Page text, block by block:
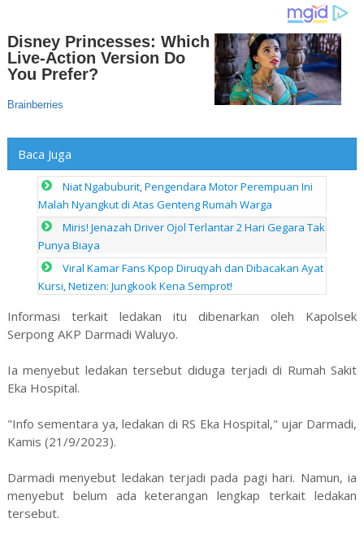
Baca Juga
Niat Ngabuburit, Pengendara Motor Perempuan Ini
Malah Nyangkut di Atas Genteng Rumah Warga
Miris! Jenazah Driver Ojol Terlantar 2 Hari Gegara Tak
Punya Biaya
Viral Kamar Fans Kpop Diruqyah dan Dibacakan Ayat
Kursi, Netizen: Jungkook Kena Semprot!
Informasi terkait ledakan itu dibenarkan oleh Kapolsek
Serpong AKP Darmadi Waluyo.
Ia menyebut ledakan tersebut diduga terjadi di Rumah Sakit
Eka Hospital.
"Info sementara ya, ledakan di RS Eka Hospital," ujar Darmadi,
Kamis (21/9/2023).
Darmadi menyebut ledakan terjadi pada pagi hari. Namun, ia
menyebut belum ada keterangan lengkap terkait ledakan
tersebut.